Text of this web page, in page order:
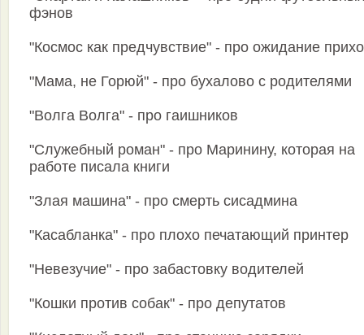
фэнов
"Космос как предчувствие" - про ожидание
"Мама, не Горюй" - про бухалово с родителями
"Волга Волга" - про гаишников
"Служебный роман" - про Маринину, которая на
работе писала книги
"Злая машина" - про смерть сисадмина
"Касабланка" - про плохо печатающий принтер
"Невезучие" - про забастовку водителей
"Кошки против собак" - про депутатов